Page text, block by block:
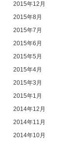
2015年12月
2015年8月
2015年7月
2015年6月
2015年5月
2015年4月
2015年3月
2015年1月
2014年12月
2014年11月
2014年10月